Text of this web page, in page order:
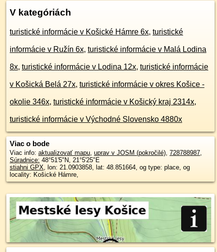
V kategóriách
turistické informácie v Košické Hámre 6x, turistické
informácie v Ružín 6x, turistické informácie v Malá Lodina
8x, turistické informácie v Lodina 12x, turistické informácie
v Košická Belá 27x, turistické informácie v okres Košice -
okolie 346x, turistické informácie v Košický kraj 2314x,
turistické informácie v Východné Slovensko 4880x
Viac o bode
Viac info: aktualizovať mapu, uprav v JOSM (pokročilé), 728788987,
Súradnice: 48°51'5"N, 21°5'25"E
stiahni GPX, lon: 21.0903858, lat: 48.851664, og type: place, og
locality: Košické Hámre,